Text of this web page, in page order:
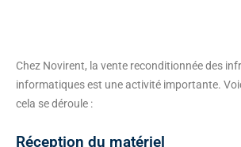
Chez Novirent, la vente reconditionnée des
informatiques est une activité importante.
cela se déroule :
Réception du matériel